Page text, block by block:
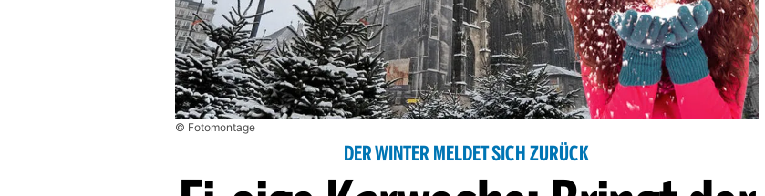
© Fotomontage
DER WINTER MELDET SICH ZURÜCK